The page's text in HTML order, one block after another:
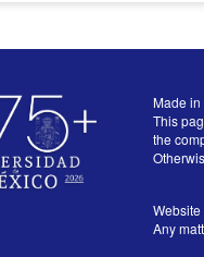
Made in
This
the
Any